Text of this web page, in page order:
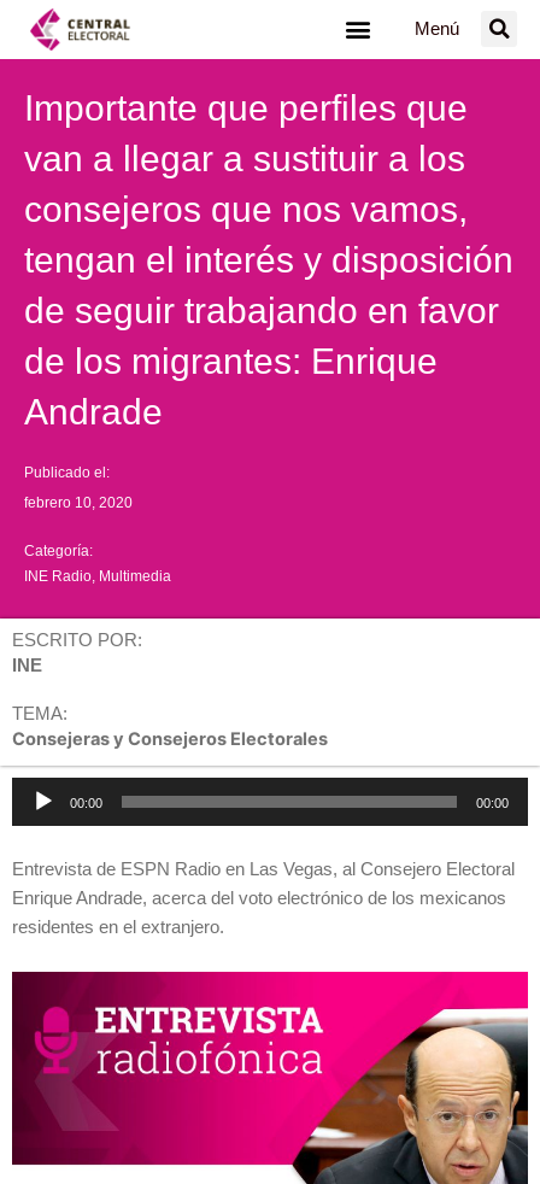
Menú
Importante que perfiles que
van a llegar a sustituir a los
consejeros que nos vamos,
tengan el interés y disposición
de seguir trabajando en favor
de los migrantes: Enrique
Andrade
Publicado el:
febrero 10, 2020
Categoría:
INE Radio Multimedia
ESCRITO POR:
INE
TEMA:
Consejeras y Consejeros Electorales
Reproductor
00:00 00:00
Entrevista de ESPN Radio en Las Vegas, al Consejero Electoral
Enrique Andrade, acerca del voto electrónico de los mexicanos
residentes en el extranjero.